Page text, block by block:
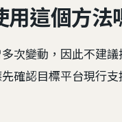
這個方法
次變動，因此不建
確認目標平台現行